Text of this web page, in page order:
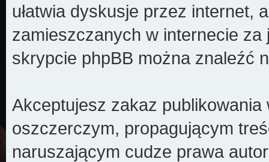
ułatwia dyskusje przez internet,
zamieszczanych w internecie
skrypcie phpBB można znaleźć
Akceptujesz zakaz
oszczerczym, propagującym
naruszającym cudze prawa